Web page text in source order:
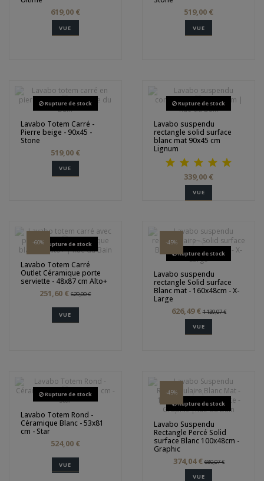
619,00 €
VUE
519,00 €
VUE
Rupture de stock
Lavabo Totem Carré -
Pierre beige - 90x45 -
Stone
519,00 €
VUE
Rupture de stock
Lavabo suspendu
rectangle solid surface
blanc mat 90x45 cm
Lignum
339,00 €
VUE
-60%Rupture de stock
Lavabo Totem Carré
Outlet Céramique porte
serviette - 48x87 cm Alto+
251,60 €629,00 €
VUE
-45%
Rupture de stock
Lavabo suspendu
rectangle Solid surface
Blanc mat - 160x48cm - X-
Large
626,49 €1 139,07 €
VUE
Rupture de stock
Lavabo Totem Rond -
Céramique Blanc - 53x81
cm - Star
524,00 €
VUE
-45%
Rupture de stock
Lavabo Suspendu
Rectangle Percé Solid
surface Blanc 100x48cm -
Graphic
374,04 €680,07 €
VUE